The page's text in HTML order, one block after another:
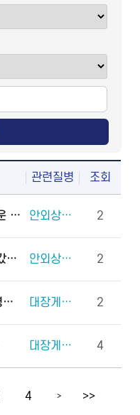
관련질병 조회
눈을 찔리거나 날카로운 물체에 다쳤을 때 물로 씻어도 되나요? 안외상(천공 외상) 2
화학물질이 눈에 들어갔을 때 안과에 먼저 가야 하나요, 물로 먼저 씻어야 하나요? 안외상(각막화상) 2
어떤 증상이 있을 때 병원에 바로 가야 하나요? 대장게실증 2
대장게실증 4
4 > >>